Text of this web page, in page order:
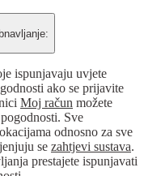
ispunjavaju uvjete
ako se prijavite
Moj račun možete
Sve
odnosno za sve
se zahtjevi sustava.
prestajete ispunjavati